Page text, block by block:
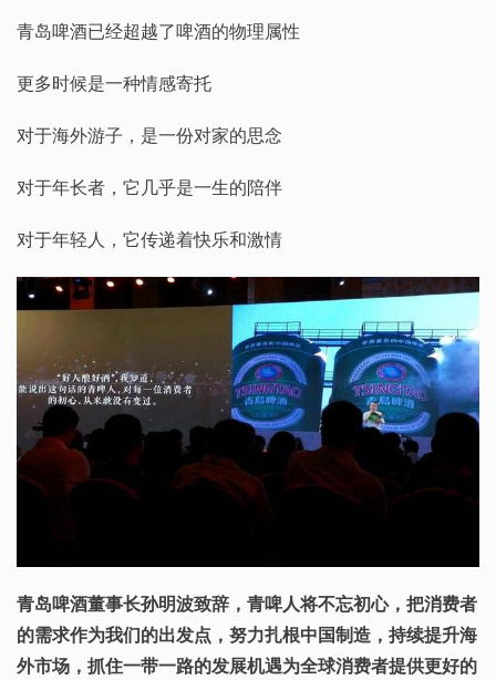
青岛啤酒已经超越了啤酒的物理属性
更多时候是一种情感寄托
对于海外游子，是一份对家的思念
对于年长者，它几乎是一生的陪伴
对于年轻人，它传递着快乐和激情
青岛啤酒董事长孙明波致辞，青啤人将不忘初心，把消费者
的需求作为我们的出发点，努力扎根中国制造，持续提升海
外市场，抓住一带一路的发展机遇为全球消费者提供更好的